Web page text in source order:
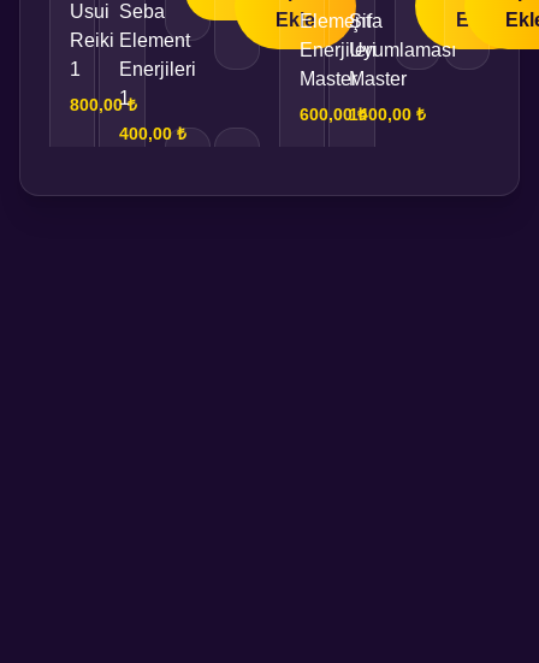
Usui
Reiki
1
800,00₺
Bu
ürünün
Seçenekler
ürün
sayfasından
Seba
Element
Enerjileri
1
400,00₺
EkleElement
Enerjileri
Master
600,00₺
Ekle
Şifa
Uyumlaması
Master
1400,00₺